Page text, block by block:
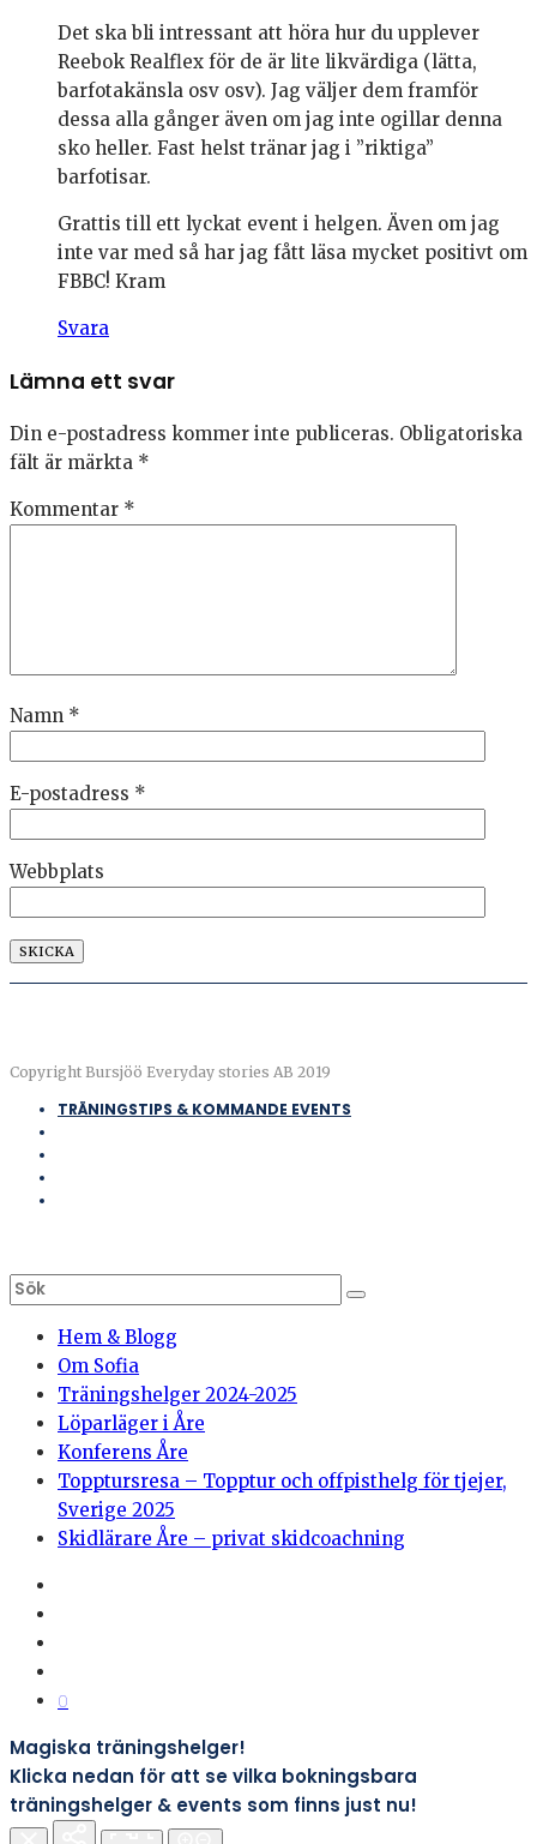
Det ska bli intressant att höra hur du upplever
Reebok Realflex för de är lite likvärdiga (lätta,
barfotakänsla osv osv). Jag väljer dem framför
dessa alla gånger även om jag inte ogillar denna
sko heller. Fast helst tränar jag i ”riktiga”
barfotisar.
Grattis till ett lyckat event i helgen. Även om jag
inte var med så har jag fått läsa mycket positivt om
FBBC! Kram
Svara
Lämna ett svar
Din e-postadress kommer inte publiceras. Obligatoriska
fält är märkta *
Kommentar *
Namn *
E-postadress *
Webbplats
Copyright Bursjöö Everyday stories AB 2019
TRÄNINGSTIPS & KOMMANDE EVENTS
Hem & Blogg
Om Sofia
Träningshelger 2024-2025
Löparläger i Åre
Konferens Åre
Topptursresa – Topptur och offpisthelg för tjejer,
Sverige 2025
Skidlärare Åre – privat skidcoachning
0
Magiska träningshelger!
Klicka nedan för att se vilka bokningsbara
träningshelger & events som finns just nu!